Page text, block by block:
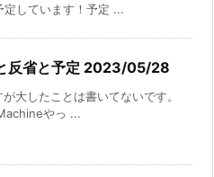
しています！予定 ...
反省と予定 2023/05/28
大したことは書いてないです。
やっ ...